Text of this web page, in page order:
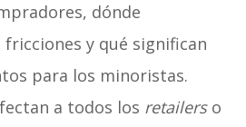
dónde
y qué significan
para los minoristas.
a todos los retailerso